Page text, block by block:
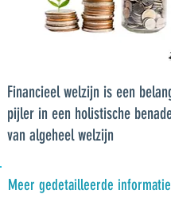
Financieel welzijn is een
pijler in een holistische
van algeheel welzijn
Meer gedetailleerde informatie